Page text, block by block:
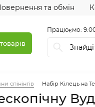
та обмін
Працюємо:
спінінгів Набір Кілець на